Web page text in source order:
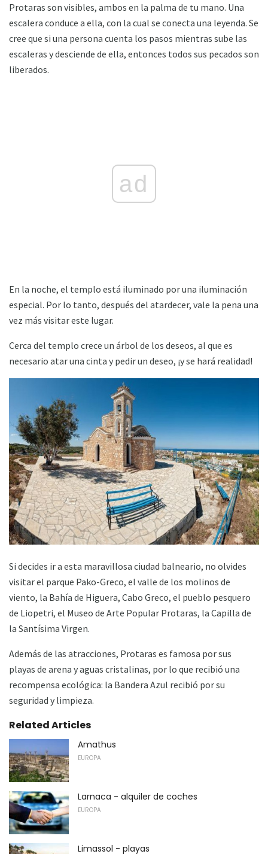
Protaras son visibles, ambos en la palma de tu mano. Una
escalera conduce a ella, con la cual se conecta una leyenda. Se
cree que si una persona cuenta los pasos mientras sube las
escaleras y desciende de ella, entonces todos sus pecados son
liberados.
ad
En la noche, el templo está iluminado por una iluminación
especial. Por lo tanto, después del atardecer, vale la pena una
vez más visitar este lugar.
Cerca del templo crece un árbol de los deseos, al que es
necesario atar una cinta y pedir un deseo, ¡y se hará realidad!
Si decides ir a esta maravillosa ciudad balneario, no olvides
visitar el parque Pako-Greco, el valle de los molinos de
viento, la Bahía de Higuera, Cabo Greco, el pueblo pesquero
de Liopetri, el Museo de Arte Popular Protaras, la Capilla de
la Santísima Virgen.
Además de las atracciones, Protaras es famosa por sus
playas de arena y aguas cristalinas, por lo que recibió una
recompensa ecológica: la Bandera Azul recibió por su
seguridad y limpieza.
Related Articles
Amathus
EUROPA
Larnaca - alquiler de coches
EUROPA
Limassol - playas